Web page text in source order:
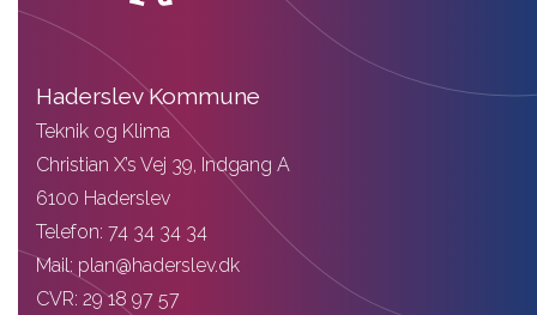
Haderslev Kommune
Teknik og Klima
Christian X’s Vej 39, Indgang A
6100 Haderslev
Telefon: 74 34 34 34
Mail: plan@haderslev.dk
CVR: 29 18 97 57